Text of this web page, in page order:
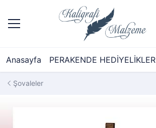
Anasayfa PERAKENDE HEDİYELİKLER
Şovaleler